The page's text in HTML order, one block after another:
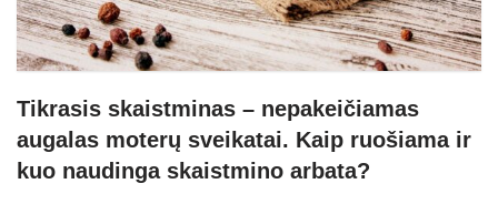
Tikrasis skaistminas – nepakeičiamas
augalas moterų sveikatai. Kaip ruošiama ir
kuo naudinga skaistmino arbata?